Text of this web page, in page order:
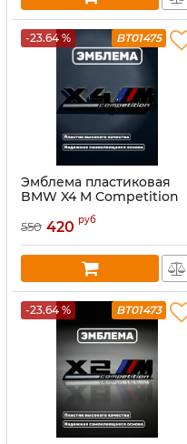
-23.64 % BT01475
Эмблема пластиковая
BMW X4 M Competition
550 420 руб
-23.64 % BT01473